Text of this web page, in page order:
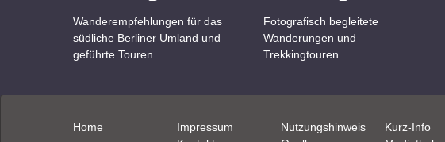
Wanderempfehlungen für das
südliche Berliner Umland und
geführte Touren
Fotografisch begleitete
Wanderungen und
Trekkingtouren
Home
Impressum
Nutzungshinweis
Kurz-Info